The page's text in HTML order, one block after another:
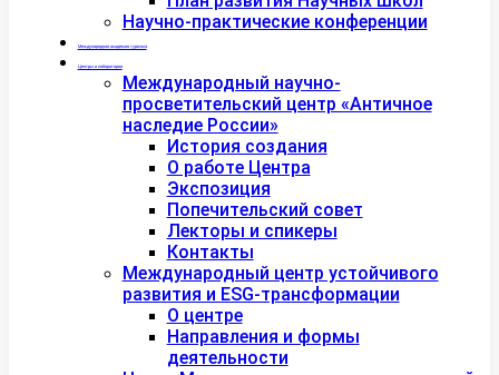
Научно-практические конференции
Международная академия туризма
Центры и лаборатории
Международный научно-
просветительский центр «Античное
наследие России»
История создания
О работе Центра
Экспозиция
Попечительский совет
Лекторы и спикеры
Контакты
Международный центр устойчивого
развития и ESG-трансформации
О центре
Направления и формы
деятельности